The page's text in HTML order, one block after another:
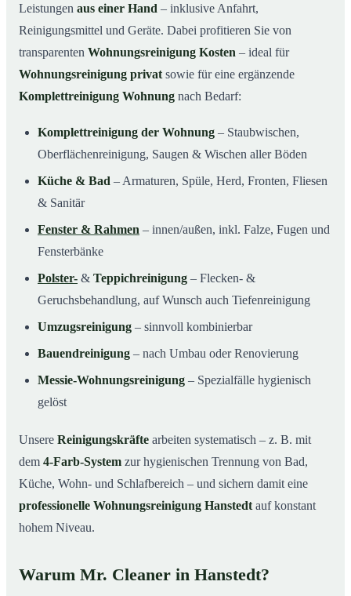
Leistungen aus einer Hand – inklusive Anfahrt,
Reinigungsmittel und Geräte. Dabei profitieren Sie von
transparenten Wohnungsreinigung Kosten – ideal für
Wohnungsreinigung privat sowie für eine ergänzende
Komplettreinigung Wohnung nach Bedarf:
Komplettreinigung der Wohnung – Staubwischen,
Oberflächenreinigung, Saugen & Wischen aller Böden
Küche & Bad – Armaturen, Spüle, Herd, Fronten, Fliesen
& Sanitär
Fenster & Rahmen – innen/außen, inkl. Falze, Fugen und
Fensterbänke
Polster- & Teppichreinigung – Flecken- &
Geruchsbehandlung, auf Wunsch auch Tiefenreinigung
Umzugsreinigung – sinnvoll kombinierbar
Bauendreinigung – nach Umbau oder Renovierung
Messie-Wohnungsreinigung – Spezialfälle hygienisch
gelöst
Unsere Reinigungskräfte arbeiten systematisch – z. B. mit
dem 4-Farb-System zur hygienischen Trennung von Bad,
Küche, Wohn- und Schlafbereich – und sichern damit eine
professionelle Wohnungsreinigung Hanstedt auf konstant
hohem Niveau.
Warum Mr. Cleaner in Hanstedt?